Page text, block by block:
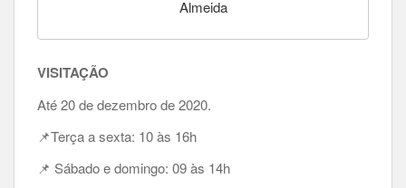
Almeida
VISITAÇÃO
Até 20 de dezembro de 2020.
📌Terça a sexta: 10 às 16h
📌 Sábado e domingo: 09 às 14h